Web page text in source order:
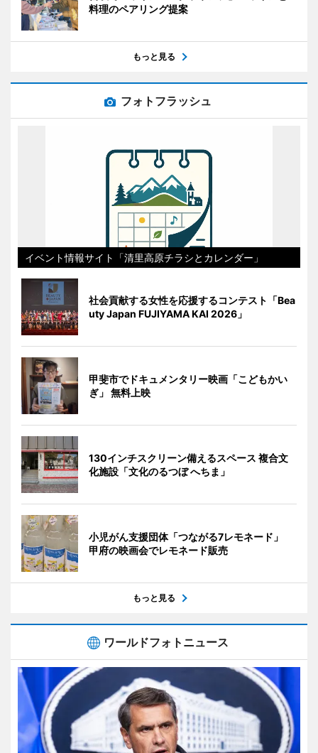
料理のペアリング提案
もっと見る
フォトフラッシュ
イベント情報サイト「清里高原チラシとカレンダー」
社会貢献する女性を応援するコンテスト「Bea
uty Japan FUJIYAMA KAI 2026」
甲斐市でドキュメンタリー映画「こどもかい
ぎ」 無料上映
130インチスクリーン備えるスペース 複合文
化施設「文化のるつぼ へちま」
小児がん支援団体「つながる7レモネード」
甲府の映画会でレモネード販売
もっと見る
ワールドフォトニュース